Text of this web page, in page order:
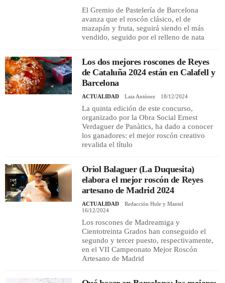
El Gremio de Pastelería de Barcelona
avanza que el roscón clásico, el de
mazapán y fruta, seguirá siendo el más
vendido, seguido por el relleno de nata
Los dos mejores roscones de Reyes
de Cataluña 2024 están en Calafell y
Barcelona
ACTUALIDAD Laia Antúnez 18/12/2024
La quinta edición de este concurso,
organizado por la Obra Social Ernest
Verdaguer de Panàtics, ha dado a conocer
los ganadores: el mejor roscón creativo
revalida el título
Oriol Balaguer (La Duquesita)
elabora el mejor roscón de Reyes
artesano de Madrid 2024
ACTUALIDAD
Redacción Hule y Mantel
16/12/2024
Los roscones de Madreamiga y
Cientotreinta Grados han conseguido el
segundo y tercer puesto, respectivamente,
en el VII Campeonato Mejor Roscón
Artesano de Madrid